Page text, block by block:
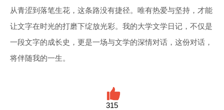
从青涩到落笔生花，这条路没有捷径。唯有热爱与坚持，才能
让文字在时光的打磨下绽放光彩。我的大学文学日记，不仅是
一段文字的成长史，更是一场与文学的深情对话，这份对话，
将伴随我的一生。
315